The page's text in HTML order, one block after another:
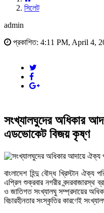
সিলেট
admin
প্রকাশিত: 4:11 PM, April 4,
সংখ্যালঘুদের অধিকার
এডভোকেট বিজয় কৃষ্ণ
বাংলাদেশ হিন্দু বৌদ্ধ খ্রিস্টান ঐক্য
এপ্রিল শুক্রবার নগরীর বন্দরবাজারস্থ
ও জাতিগত সংখ্যালঘু সম্প্রদায়ের
বিচারহীনতার সংস্কৃতির কারণেই